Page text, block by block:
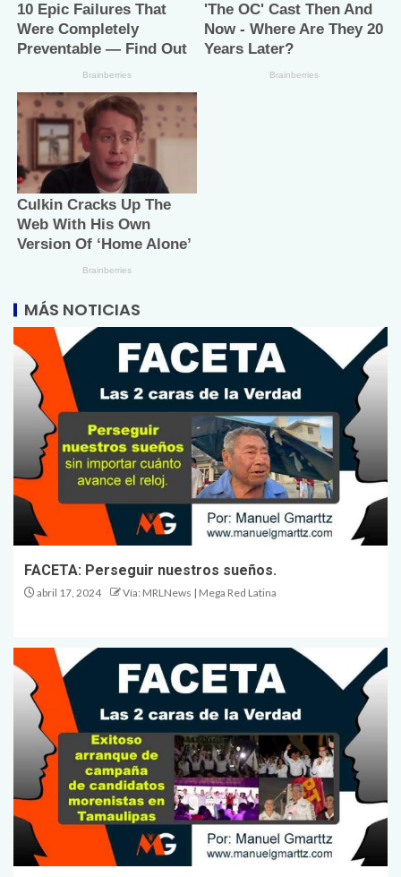
MÁS NOTICIAS
FACETA: Perseguir nuestros sueños.
abril 17, 2024 Vía: MRLNews | Mega Red Latina